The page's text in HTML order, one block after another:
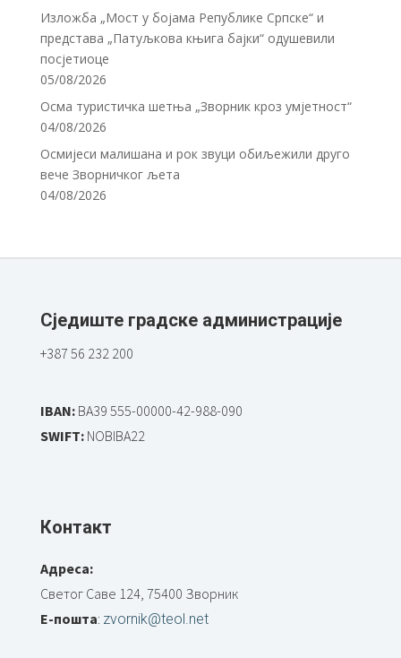
Изложба „Мост у бојама Републике Српске“ и
представа „Патуљкова књига бајки“ одушевили
посјетиоце
05/08/2026
Осма туристичка шетња „Зворник кроз умјетност“
04/08/2026
Осмијеси малишана и рок звуци обиљежили друго
вече Зворничког љета
04/08/2026
Сједиште градске администрације
+387 56 232 200
IBAN:BA39 555-00000-42-988-090
SWIFT:NOBIBA22
Контакт
Адреса:
Светог Саве 124, 75400 Зворник
Е-пошта: zvornik@teol.net